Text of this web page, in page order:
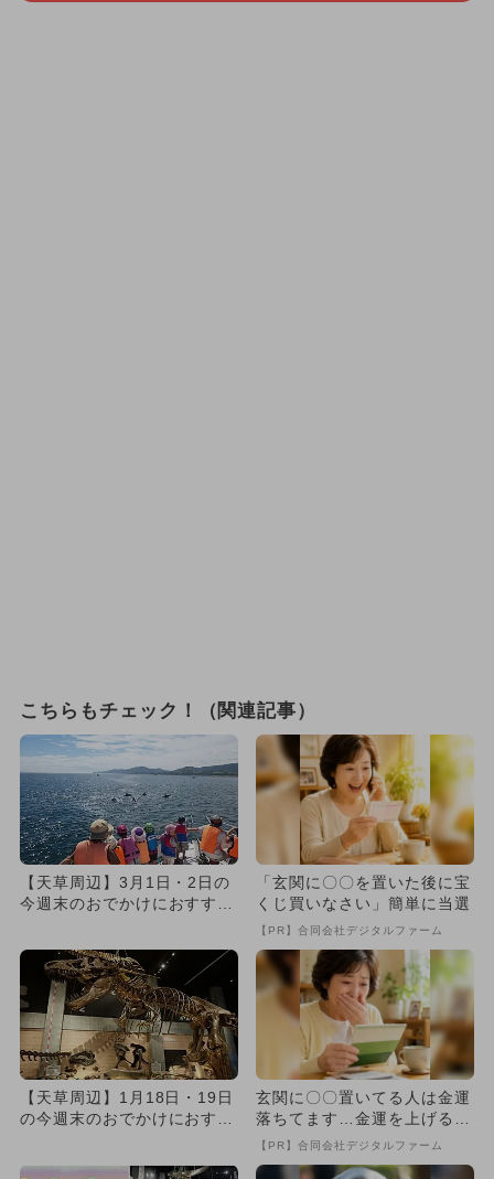
こちらもチェック！（関連記事）
【天草周辺】3月1日・2日の
今週末のおでかけにおすす
「玄関に〇〇を置いた後に宝
くじ買いなさい」簡単に当選
【PR】合同会社デジタルファーム
【天草周辺】1月18日・19日
の今週末のおでかけにおすす
玄関に〇〇置いてる人は金運
落ちてます…金運を上げる方
法とは
【PR】合同会社デジタルファーム